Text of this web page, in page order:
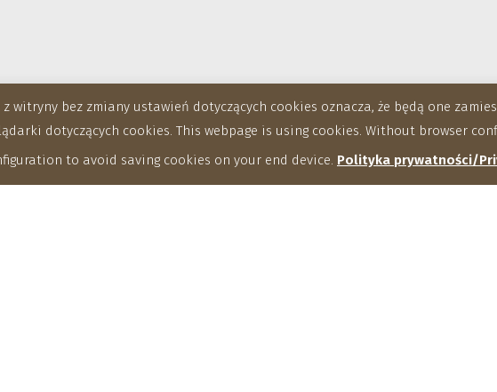
bez zmiany ustawień dotyczących cookies oznacza, że będą one
dotyczących cookies. This webpage is using cookies. Without browser
to avoid saving cookies on your end device. Polityka prywatności/